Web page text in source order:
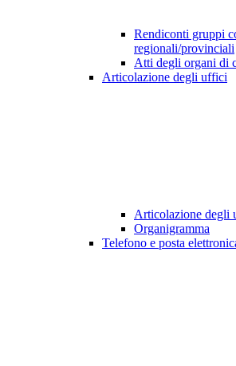
Rendiconti gruppi
regionali/provinciali
Atti degli organi di
Articolazione degli uffici
Articolazione degli
Organigramma
Telefono e posta